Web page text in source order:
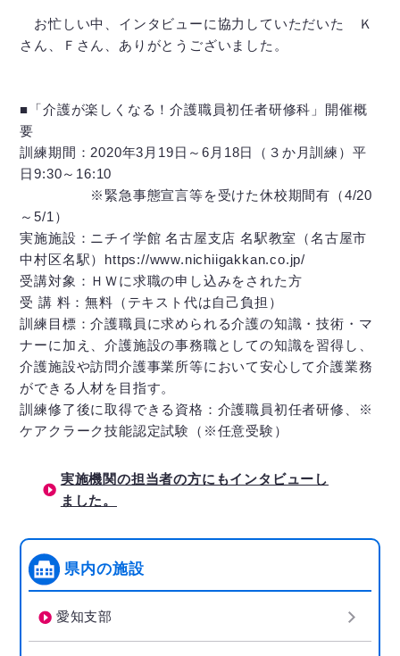
お忙しい中、インタビューに協力していただいた Ｋ
さん、Ｆさん、ありがとうございました。
■「介護が楽しくなる！介護職員初任者研修科」開催概
要
訓練期間：2020年3月19日～6月18日（３か月訓練）平
日9:30～16:10
※緊急事態宣言等を受けた休校期間有（4/20
～5/1）
実施施設：ニチイ学館 名古屋支店 名駅教室（名古屋市
中村区名駅）https://www.nichiigakkan.co.jp/
受講対象：ＨＷに求職の申し込みをされた方
受 講 料：無料（テキスト代は自己負担）
訓練目標：介護職員に求められる介護の知識・技術・マ
ナーに加え、介護施設の事務職としての知識を習得し、
介護施設や訪問介護事業所等において安心して介護業務
ができる人材を目指す。
訓練修了後に取得できる資格：介護職員初任者研修、※
ケアクラーク技能認定試験（※任意受験）
実施機関の担当者の方にもインタビューし
ました。
県内の施設
愛知支部